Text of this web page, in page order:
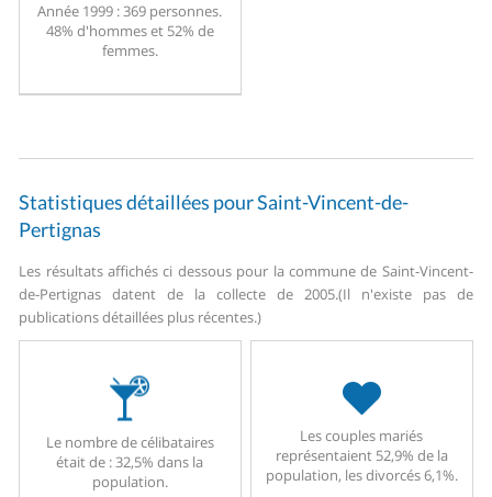
Année 1999 :369 personnes.
48% d'hommes et 52% de
femmes.
Statistiques détaillées pour Saint-Vincent-de-
Pertignas
Les résultats affichés ci dessous pour la commune de Saint-Vincent-
de-Pertignas datent de la collecte de 2005.(Il n'existe pas de
publications détaillées plus récentes.)
Le nombre de célibataires
était de : 32,5% dans la
population.
Les couples mariés
représentaient 52,9% de la
population, les divorcés 6,1%.